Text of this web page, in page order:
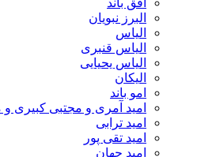
افق باند
البرز نبویان
الیاس
الیاس قنبرى
الیاس یحیایی
الیکان
امو باند
امید آمری و مجتبی کبیری
امید ترابی
امید تقی پور
امید جهان